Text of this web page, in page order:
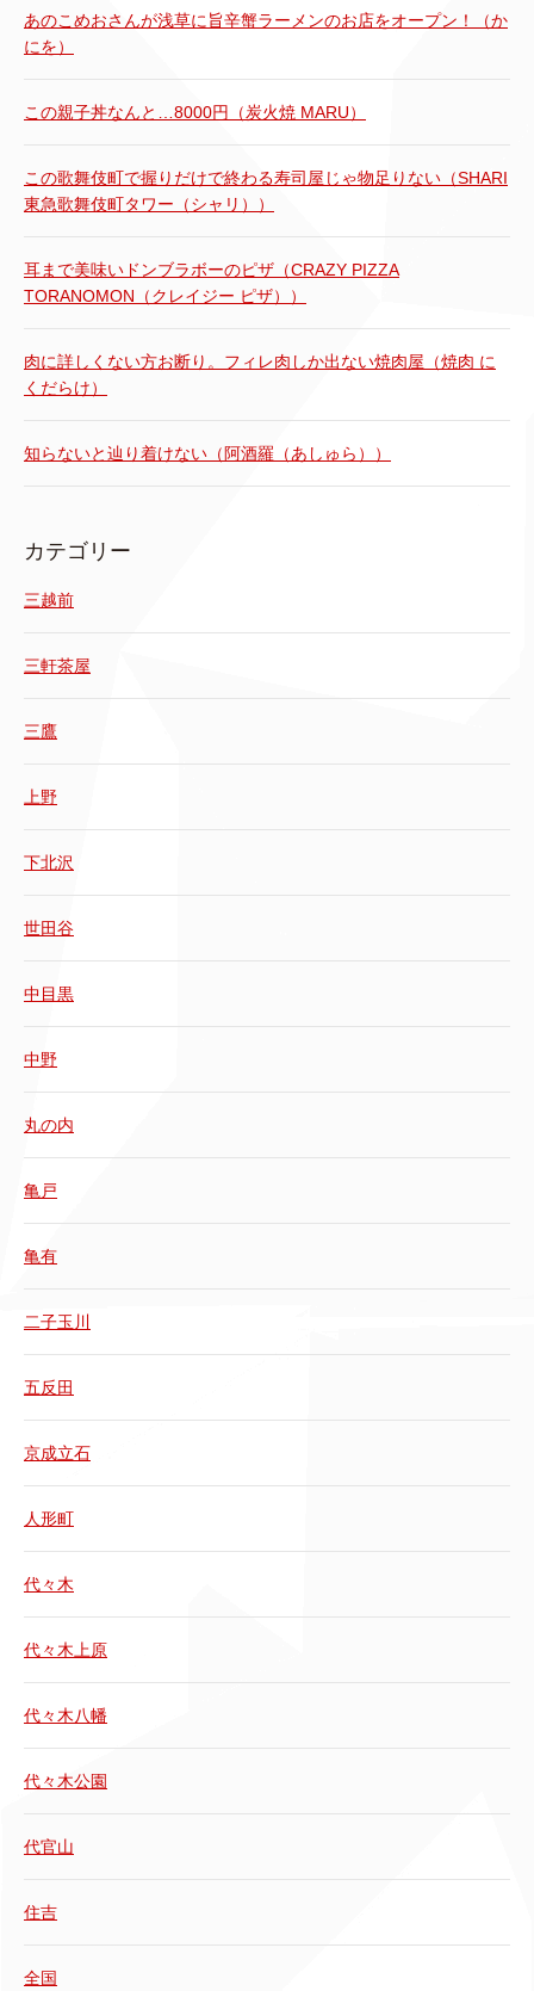
あのこめおさんが浅草に旨辛蟹ラーメンのお店をオープン！（か
にを）
この親子丼なんと…8000円（炭火焼 MARU）
この歌舞伎町で握りだけで終わる寿司屋じゃ物足りない（SHARI
東急歌舞伎町タワー（シャリ））
耳まで美味いドンブラボーのピザ（CRAZY PIZZA
TORANOMON（クレイジー ピザ））
肉に詳しくない方お断り。フィレ肉しか出ない焼肉屋（焼肉 に
くだらけ）
知らないと辿り着けない（阿酒羅（あしゅら））
カテゴリー
三越前
三軒茶屋
三鷹
上野
下北沢
世田谷
中目黒
中野
丸の内
亀戸
亀有
二子玉川
五反田
京成立石
人形町
代々木
代々木上原
代々木八幡
代々木公園
代官山
住吉
全国